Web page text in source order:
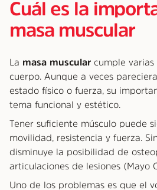
Cuál es la
masa muscular
La masa muscular cumple varias
cuerpo. Aunque a veces
estado físico o fuerza, su
tema funcional y estético.
Tener suficiente músculo puede
movilidad, resistencia y fuerza.
disminuye la posibilidad de
articulaciones de lesiones (Mayo
Uno de los problemas es que el